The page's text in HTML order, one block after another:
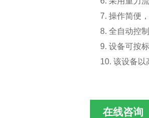
7. 操作简便
8. 全自动控
9. 设备可按
10. 该设备
在线咨询